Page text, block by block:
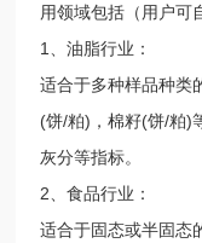
用领域包括（用户可
1、油脂行业：
适合于多种样品种类
(饼/粕)，棉籽(饼/粕)
灰分等指标。
2、食品行业：
适合于固态或半固态